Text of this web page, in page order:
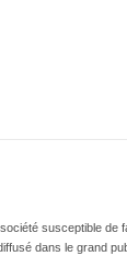
susceptible de
dans le grand